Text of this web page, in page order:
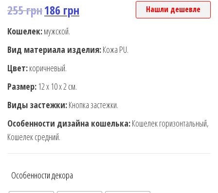
255грн186 грн Нашли дешевле
Кошелек:мужской.
Вид материала изделия:Кожа PU.
Цвет:коричневый.
Размер: 12 х 10 х 2 см.
Виды застежки:Кнопка застежки.
Особенности дизайна кошелька:Кошелек горизонтальный,
Кошелек средний.
Особенности декора